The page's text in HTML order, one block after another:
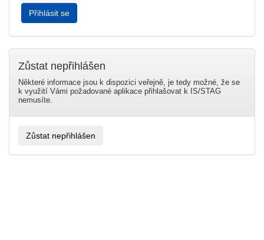
Zůstat nepřihlášen
Některé informace jsou k dispozici veřejně, je tedy možné, že se
k využití Vámi požadované aplikace přihlašovat k IS/STAG
nemusíte.